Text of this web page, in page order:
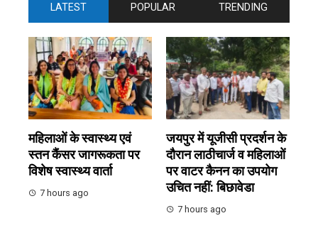
LATEST POPULAR TRENDING
महिलाओं के स्वास्थ्य एवं
स्तन कैंसर जागरूकता पर
विशेष स्वास्थ्य वार्ता
7 hours ago
जयपुर में यूजीसी प्रदर्शन के
दौरान लाठीचार्ज व महिलाओं
पर वाटर कैनन का उपयोग
उचित नहीं: बिछावेडा
7 hours ago